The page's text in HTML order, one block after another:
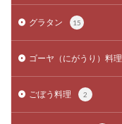
グラタン 15
ゴーヤ（にがうり）料理
ごぼう料理 2